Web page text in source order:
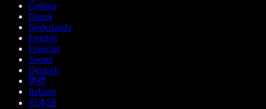
Čeština
Dansk
Nederlands
English
Français
Suomi
Deutsch
हिन्दी
Italiano
日本語